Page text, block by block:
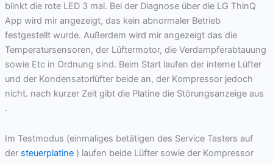
blinkt die rote LED 3 mal. Bei der Diagnose über die LG ThinQ
App wird mir angezeigt, das kein abnormaler Betrieb
festgestellt wurde. Außerdem wird mir angezeigt das die
Temperatursensoren, der Lüftermotor, die Verdampferabtauung
sowie Etc in Ordnung sind. Beim Start laufen der interne Lüfter
und der Kondensatorlüfter beide an, der Kompressor jedoch
nicht. nach kurzer Zeit gibt die Platine die Störungsanzeige aus
.
Im Testmodus (einmaliges betätigen des Service Tasters auf
der steuerplatine ) laufen beide Lüfter sowie der Kompressor